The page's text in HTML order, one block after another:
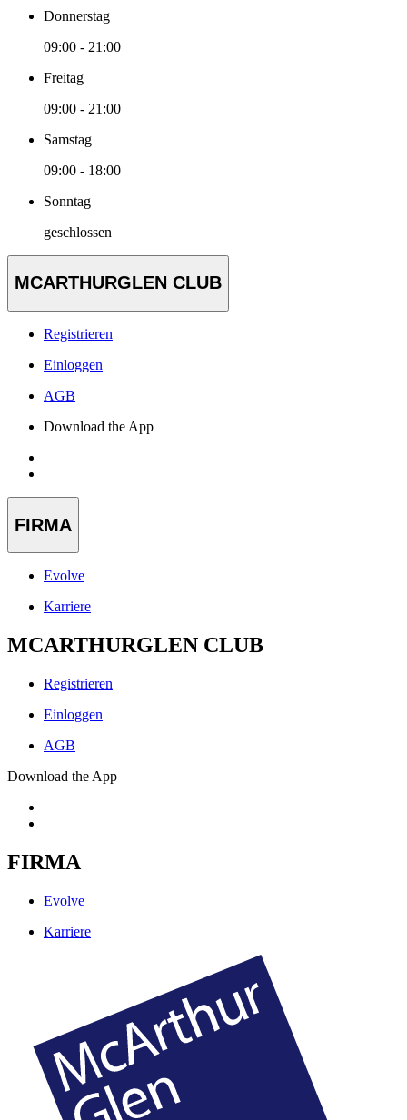
Donnerstag
09:00 - 21:00
Freitag
09:00 - 21:00
Samstag
09:00 - 18:00
Sonntag
geschlossen
MCARTHURGLEN CLUB
Registrieren
Einloggen
AGB
Download the App
FIRMA
Evolve
Karriere
MCARTHURGLEN CLUB
Registrieren
Einloggen
AGB
Download the App
FIRMA
Evolve
Karriere